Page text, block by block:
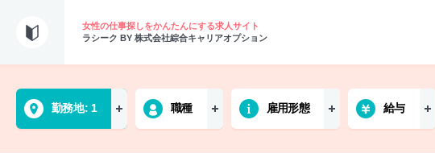
女性の仕事探しをかんたんにする求人サイト
ラシーク BY 株式会社綜合キャリアオプション
勤務地 1 職種 雇用形態 給与